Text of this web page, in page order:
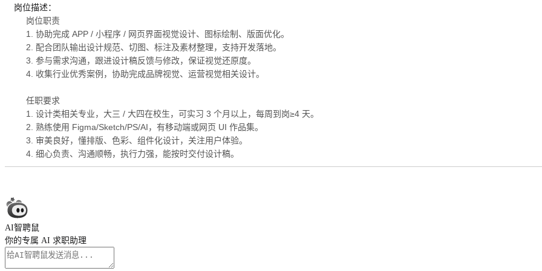
岗位描述：
岗位职责
1. 协助完成 APP / 小程序 / 网页界面视觉设计、图标绘制、版面优化。
2. 配合团队输出设计规范、切图、标注及素材整理，支持开发落地。
3. 参与需求沟通，跟进设计稿反馈与修改，保证视觉还原度。
4. 收集行业优秀案例，协助完成品牌视觉、运营视觉相关设计。
任职要求
1. 设计类相关专业，大三 / 大四在校生，可实习 3 个月以上，每周到岗≥4 天。
2. 熟练使用 Figma/Sketch/PS/AI，有移动端或网页 UI 作品集。
3. 审美良好，懂排版、色彩、组件化设计，关注用户体验。
4. 细心负责、沟通顺畅，执行力强，能按时交付设计稿。
AI智聘鼠
你的专属 AI 求职助理